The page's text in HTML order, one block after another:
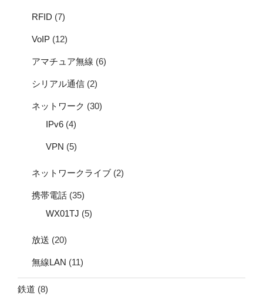
RFID (7)
VoIP (12)
アマチュア無線 (6)
シリアル通信 (2)
ネットワーク (30)
IPv6 (4)
VPN (5)
ネットワークライブ (2)
携帯電話 (35)
WX01TJ (5)
放送 (20)
無線LAN (11)
鉄道 (8)